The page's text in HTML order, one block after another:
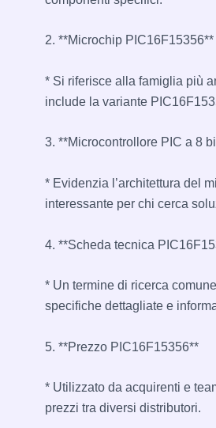
2. **Microchip PIC16F15356**
* Si riferisce alla famiglia più
include la variante
3. **Microcontrollore PIC a 8
* Evidenzia l’architettura del
interessante per chi cerca
4. **Scheda tecnica
* Un termine di ricerca
specifiche dettagliate e
5. **Prezzo PIC16F15356**
* Utilizzato da acquirenti e
prezzi tra diversi distributori.